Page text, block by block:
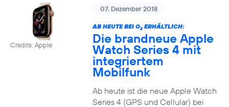
Credits: Apple
07. Dezember 2018
AB HEUTE BEI O2ERHÄLTLICH:
Die brandneue Apple
Watch Series 4 mit
integriertem
Mobilfunk
Ab heute ist die neue Apple Watch
Series 4 (GPS und Cellular) bei